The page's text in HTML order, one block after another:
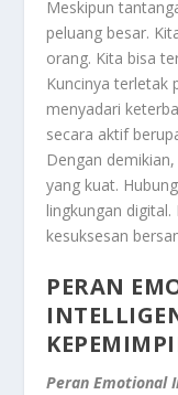
Meskipun
peluang besar.
orang. Kita bisa
Kuncinya terletak
menyadari
secara aktif
Dengan
yang kuat.
lingkungan
kesuksesan
PERAN
Peran Emotional